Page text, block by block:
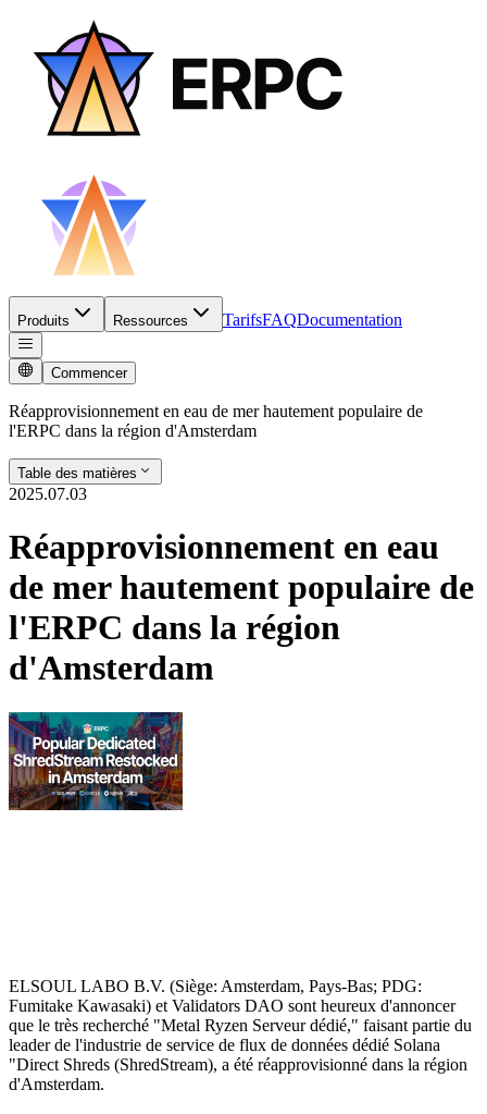
Produits Ressources TarifsFAQDocumentation
Commencer
Réapprovisionnement en eau de mer hautement populaire de
l'ERPC dans la région d'Amsterdam
Table des matières
2025.07.03
Réapprovisionnement en eau
de mer hautement populaire de
l'ERPC dans la région
d'Amsterdam
ELSOUL LABO B.V. (Siège: Amsterdam, Pays-Bas; PDG:
Fumitake Kawasaki) et Validators DAO sont heureux d'annoncer
que le très recherché "Metal Ryzen Serveur dédié," faisant partie du
leader de l'industrie de service de flux de données dédié Solana
"Direct Shreds (ShredStream), a été réapprovisionné dans la région
d'Amsterdam.